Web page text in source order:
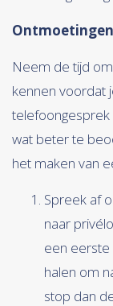
Neem de tijd
kennen voordat
wat beter te
het maken van
Spreek af
naar
een
halen om
stop dan